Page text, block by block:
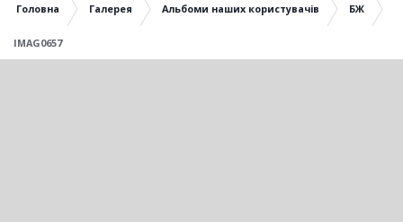
Головна Галерея Альбоми наших користувачів БЖ
IMAG0657